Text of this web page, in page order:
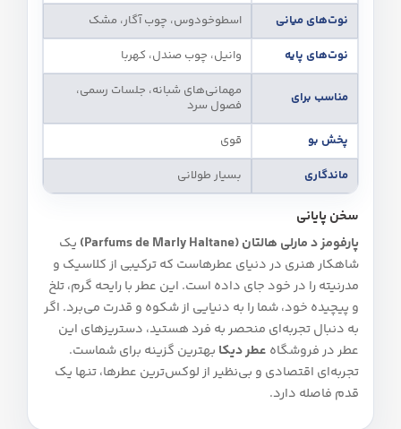
نوت‌های میانی
اسطوخودوس، چوب آگار، مشک
نوت‌های پایه
وانیل، چوب صندل، کهربا
مناسب برای
مهمانی‌های شبانه، جلسات رسمی،
فصول سرد
پخش بو
قوی
ماندگاری
بسیار طولانی
سخن پایانی
پارفومز د مارلی هالتان (Parfums de Marly Haltane)
یک
شاهکار هنری در دنیای عطرهاست که ترکیبی از کلاسیک و
مدرنیته را در خود جای داده است. این عطر با رایحه گرم، تلخ
و پیچیده خود، شما را به دنیایی از شکوه و قدرت می‌برد. اگر
به دنبال تجربه‌ای منحصر به فرد هستید، دستریزهای این
عطر در فروشگاه عطر دیکا بهترین گزینه برای شماست.
تجربه‌ای اقتصادی و بی‌نظیر از لوکس‌ترین عطرها، تنها یک
قدم فاصله دارد.